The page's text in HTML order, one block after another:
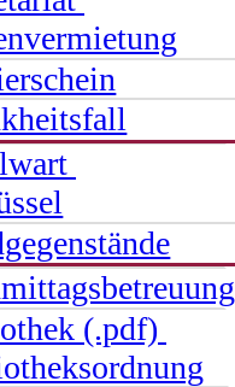
(.pdf)